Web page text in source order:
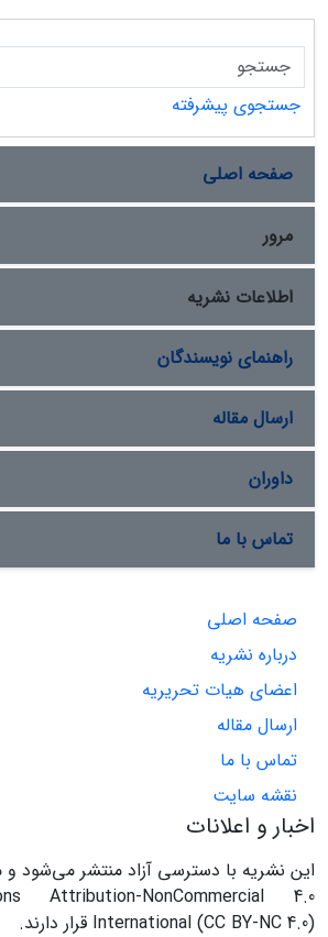
جستجوی پیشرفته
صفحه اصلی
مرور
اطلاعات نشریه
راهنمای نویسندگان
ارسال مقاله
داوران
تماس با ما
صفحه اصلی
درباره نشریه
اعضای هیات تحریریه
ارسال مقاله
تماس با ما
نقشه سایت
اخبار و اعلانات
این نشریه با دسترسی آزاد منتشر می‌شود
Attribution-NonCommercial 4.0
International (CC BY-NC 4.0) قرار دارند.